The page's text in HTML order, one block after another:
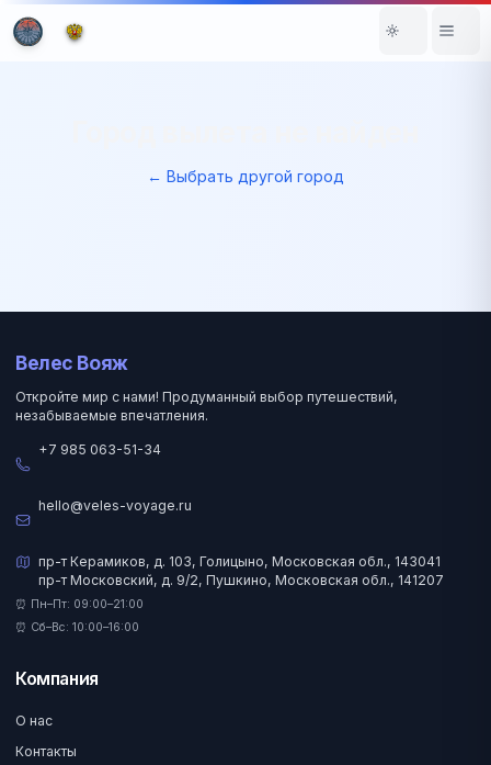
← Выбрать другой город
Велес Вояж
Откройте мир с нами! Продуманный выбор путешествий,
незабываемые впечатления.
+7 985 063-51-34
hello@veles-voyage.ru
пр-т Керамиков, д. 103, Голицыно, Московская обл., 143041
пр-т Московский, д. 9/2, Пушкино, Московская обл., 141207
⏰ Пн–Пт: 09:00–21:00
⏰ Сб–Вс: 10:00–16:00
Компания
О нас
Контакты